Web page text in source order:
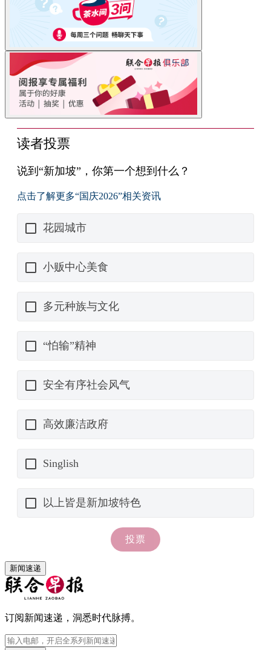
新闻速递
订阅新闻速递，洞悉时代脉搏。